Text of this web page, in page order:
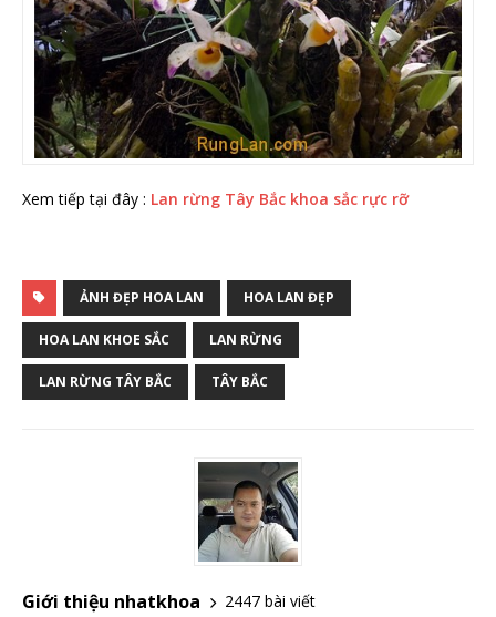
Xem tiếp tại đây : Lan rừng Tây Bắc khoa sắc rực rỡ
ẢNH ĐẸP HOA LAN HOA LAN ĐẸP
HOA LAN KHOE SẮC LAN RỪNG
LAN RỪNG TÂY BẮC TÂY BẮC
Giới thiệu nhatkhoa
2447 bài viết